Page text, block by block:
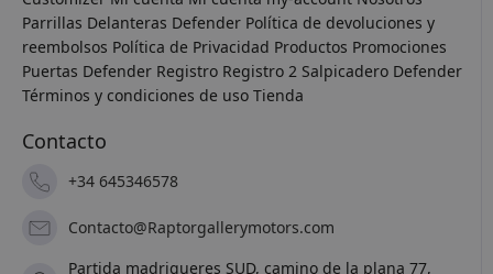
Parrillas Delanteras Defender Política de devoluciones y
reembolsos Política de Privacidad Productos Promociones
Puertas Defender Registro Registro 2 Salpicadero Defender
Términos y condiciones de uso Tienda
Contacto
+34 645346578
Contacto@Raptorgallerymotors.com
Partida madrigueres SUD, camino de la plana 77,